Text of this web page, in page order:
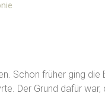
Schon früher ging
Der Grund dafür